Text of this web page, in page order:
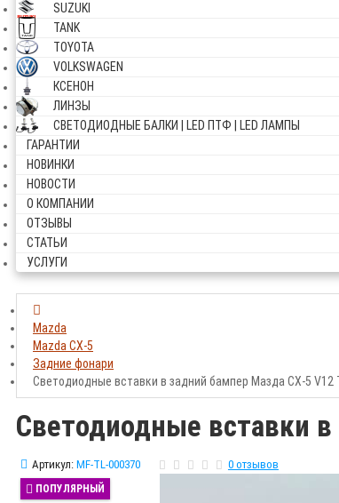
SUZUKI
TANK
TOYOTA
VOLKSWAGEN
КСЕНОН
ЛИНЗЫ
СВЕТОДИОДНЫЕ БАЛКИ | LED ПТФ | LED ЛАМПЫ
ГАРАНТИИ
НОВИНКИ
НОВОСТИ
О КОМПАНИИ
ОТЗЫВЫ
СТАТЬИ
УСЛУГИ
Mazda
Mazda CX-5
Задние фонари
Светодиодные вставки в задний бампер Мазда СХ-5 V12
Светодиодные вставки
Артикул: MF-TL-000370 0 отзывов
ПОПУЛЯРНЫЙ